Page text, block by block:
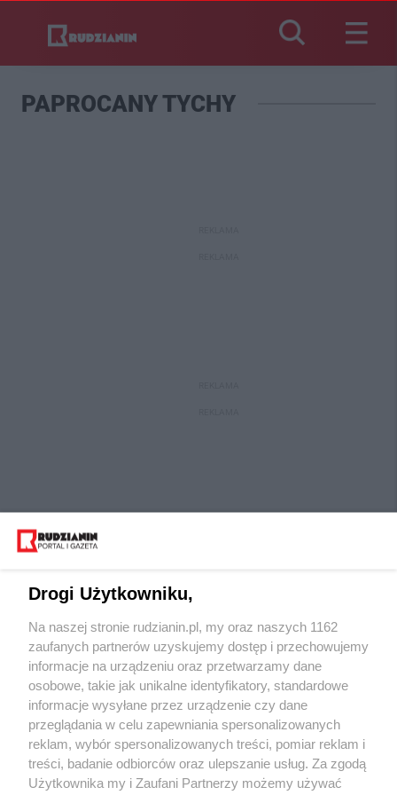
PAPROCANY TYCHY
Wydawca mediów lokalnych
Nie zapomnij
zapoznać się z:
polityką prywatności regulamin korzystania z portali
Twojemiasto Skontaktuj sięz nami
Drogi Użytkowniku,
Na naszej stronie rudzianin.pl, my oraz naszych 1162
zaufanych partnerów uzyskujemy dostęp i przechowujemy
informacje na urządzeniu oraz przetwarzamy dane
osobowe, takie jak unikalne identyfikatory, standardowe
informacje wysyłane przez urządzenie czy dane
przeglądania w celu zapewniania spersonalizowanych
reklam, wybór spersonalizowanych treści, pomiar reklam i
treści, badanie odbiorców oraz ulepszanie usług. Za zgodą
Użytkownika my i Zaufani Partnerzy możemy używać